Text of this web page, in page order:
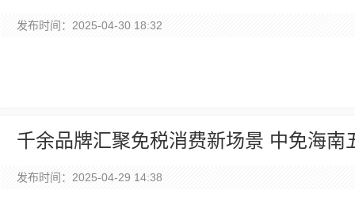
发布时间：2025-04-30 18:32
千余品牌汇聚免税消费新场景 中免海南
发布时间：2025-04-29 14:38